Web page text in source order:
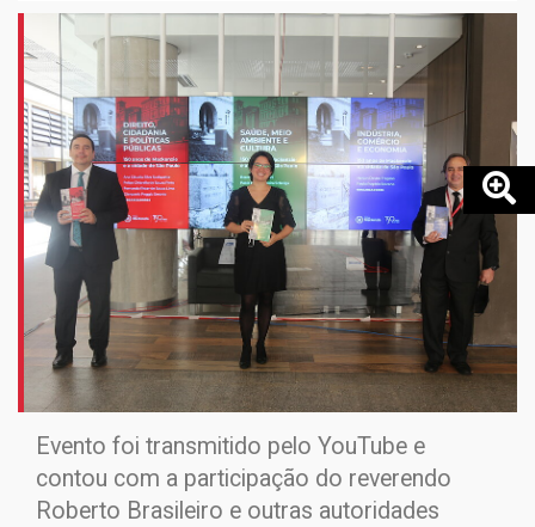
Evento foi transmitido pelo YouTube e
contou com a participação do reverendo
Roberto Brasileiro e outras autoridades